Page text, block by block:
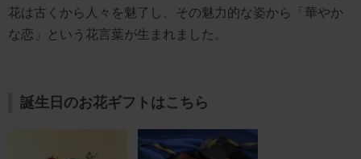
花は古くから人々を魅了し、その魅力的な姿から「華やか
な恋」という花言葉が生まれました。
誕生日のお花ギフトはこちら